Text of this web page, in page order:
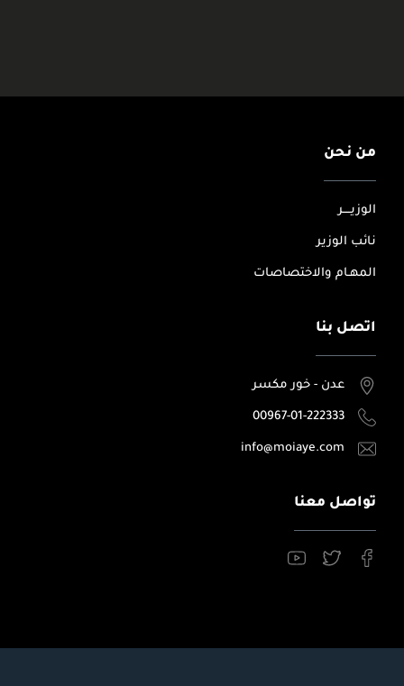
من نحن
الوزيــــر
نائب الوزير
المهـام والاختصاصات
اتصل بنا
عدن - خور مكسر
00967-01-222333
info@moiaye.com
تواصل معنا